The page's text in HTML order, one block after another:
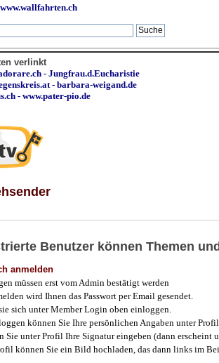
www.wallfahrten.ch
verlinkt
-Jungfrau.d.Eucharistie
-barbara-weigand.de
- www.pater-pio.de
Benutzer können Themen
anmelden
müssen erst vom Admin bestätigt werden
wird Ihnen das Passwort per Email gesendet.
sich unter Member Login oben einloggen.
können Sie Ihre persönlichen Angaben unter
Sie unter Profil Ihre Signatur eingeben (dann erscheint
können Sie ein Bild hochladen, das dann links im